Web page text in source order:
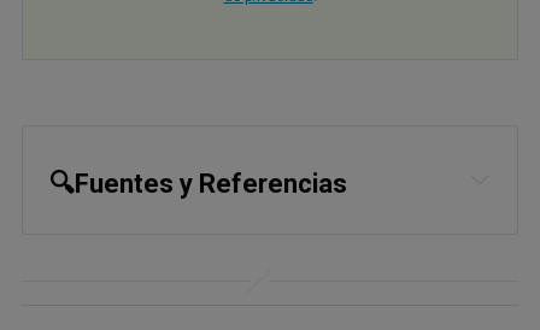
🔍Fuentes y Referencias